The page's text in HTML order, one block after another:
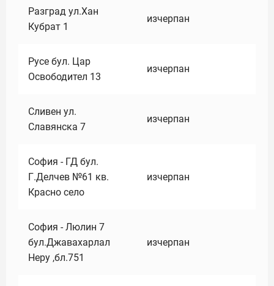
Разград ул.Хан
Кубрат 1
изчерпан
Русе бул. Цар
Освободител 13
изчерпан
Сливен ул.
Славянска 7
изчерпан
София - ГД бул.
Г.Делчев №61 кв.
Красно село
изчерпан
София - Люлин 7
бул.Джавахарлал
Неру ,бл.751
изчерпан